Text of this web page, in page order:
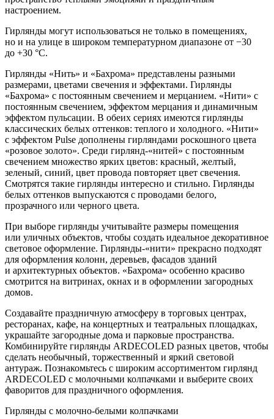
настроением.
Гирлянды могут использоваться не только в помещениях,
но и на улице в широком температурном диапазоне от −30
до +30 °С.
Гирлянды «Нить» и «Бахрома» представлены разными
размерами, цветами свечения и эффектами. Гирлянды
«Бахрома» с постоянным свечением и мерцанием. «Нити» с
постоянным свечением, эффектом мерцания и динамичным
эффектом пульсации. В обеих сериях имеются гирлянды
классических белых оттенков: теплого и холодного. «Нити»
с эффектом Pulse дополнены гирляндами роскошного цвета
«розовое золото». Среди гирлянд-«нитей» с постоянным
свечением множество ярких цветов: красный, желтый,
зеленый, синий, цвет провода повторяет цвет свечения.
Смотрятся такие гирлянды интересно и стильно. Гирлянды
белых оттенков выпускаются с проводами белого,
прозрачного или черного цвета.
При выборе гирлянды учитывайте размеры помещения
или уличных объектов, чтобы создать идеальное декоративное
световое оформление. Гирлянды-«нити» прекрасно подходят
для оформления колонн, деревьев, фасадов зданий
и архитектурных объектов. «Бахрома» особенно красиво
смотрится на витринах, окнах и в оформлении загородных
домов.
Создавайте праздничную атмосферу в торговых центрах,
ресторанах, кафе, на концертных и театральных площадках,
украшайте загородные дома и парковые пространства.
Комбинируйте гирлянды ARDECOLED разных цветов, чтобы
сделать необычный, торжественный и яркий световой
антураж. Познакомьтесь с широким ассортиментом гирлянд
ARDECOLED с молочными колпачками и выберите своих
фаворитов для праздничного оформления.
Гирлянды с молочно-белыми колпачками